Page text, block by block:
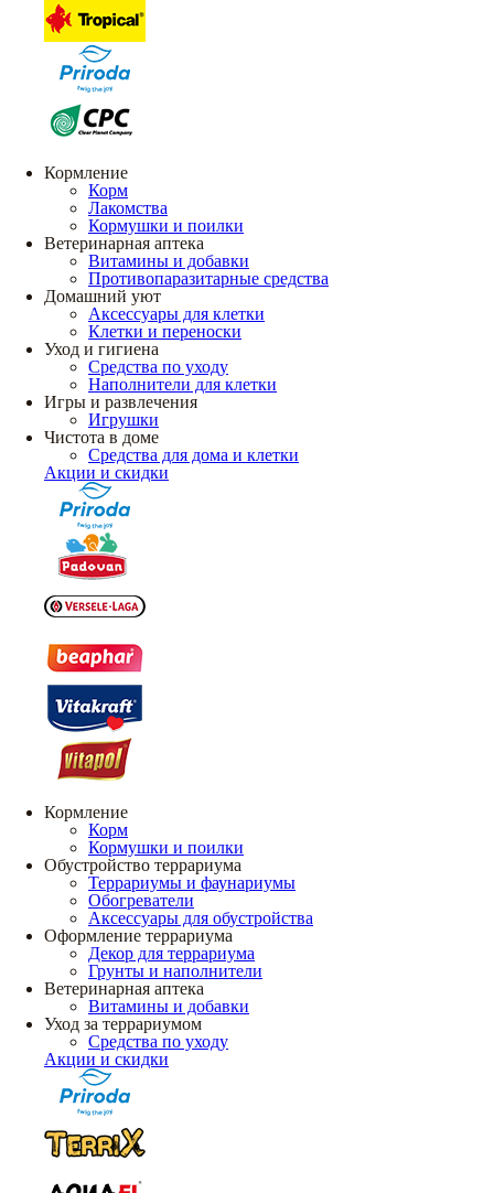
Кормление
Корм
Лакомства
Кормушки и поилки
Ветеринарная аптека
Витамины и добавки
Противопаразитарные средства
Домашний уют
Аксессуары для клетки
Клетки и переноски
Уход и гигиена
Средства по уходу
Наполнители для клетки
Игры и развлечения
Игрушки
Чистота в доме
Средства для дома и клетки
Акции и скидки
Кормление
Корм
Кормушки и поилки
Обустройство террариума
Террариумы и фаунариумы
Обогреватели
Аксессуары для обустройства
Оформление террариума
Декор для террариума
Грунты и наполнители
Ветеринарная аптека
Витамины и добавки
Уход за террариумом
Средства по уходу
Акции и скидки